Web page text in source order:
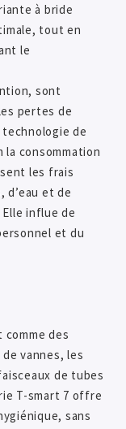
à bride
tout en
le
sont
pertes de
de
consommation
les frais
d’eau et de
influe de
et du
comme des
vannes, les
de tubes
T-smart 7 offre
sans